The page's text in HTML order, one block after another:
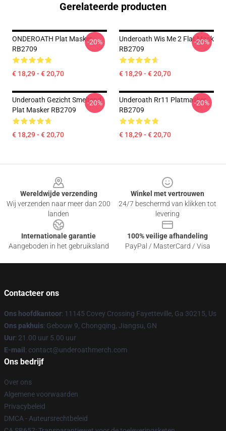
Gerelateerde producten
ONDEROATH Plat Masker
RB2709
€ 18,29 - € 20,70
-20%
Underoath Wis Me 2 Flat Mask
RB2709
€ 18,29 - € 20,70
-20%
Underoath Gezicht Smeltend
Plat Masker RB2709
€ 18,29 - € 20,70
-20%
Underoath Rr11 Platmasker
RB2709
€ 18,29 - € 20,70
-20%
Wereldwijde verzending
Wij verzenden naar meer dan 200
landen
Winkel met vertrouwen
24/7 beschermd van klikken tot
levering
Internationale garantie
Aangeboden in het gebruiksland
100% veilige afhandeling
PayPal / MasterCard / Visa
Contacteer ons
Ons hoofdkantoor: 11145 Covey Crossing Fayetteville, Ga 30215, Us
Ons pakhuis: Gebouw 9, Chongqing, Jiangsu, GN
Uur: 21.00 uur 5.00 uur
E-mail : contact@underoathmerch.com
Ons bedrijf
Over ons
Algemene voorwaarden
Privacybeleid
DMCA - Auteursrechtbeleid